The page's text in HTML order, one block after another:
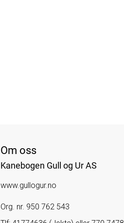
Om oss
Kanebogen Gull og Ur AS
www.gullogur.no
Org. nr. 950 762 543